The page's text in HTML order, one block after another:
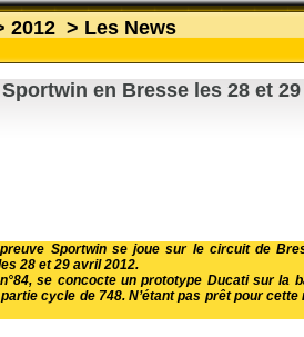
2012 > Les News
en Bresse les 28 et
Sportwin se joue sur le circuit de
28 et 29 avril 2012.
se concocte un prototype Ducati sur la
cycle de 748. N’étant pas prêt pour